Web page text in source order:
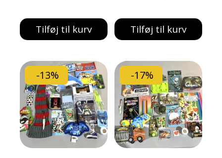
pris
var:
pris
er:
Tilføj til kurv
pris
var:
pris
er:
Tilføj til kurv
-13% -17%